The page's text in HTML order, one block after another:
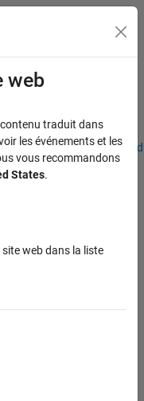
de nos bureaux
du menu
web
traduit dans
les événements et les
vous recommandons
States.
web dans la liste